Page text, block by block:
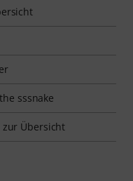
sssnake
zur Übersicht